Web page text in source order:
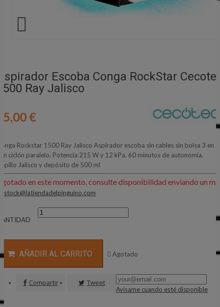

Escoba Conga RockStar
Ray Jalisco
€
Rockstar 1500 Ray Jalisco Aspirador escoba sin cables sin bolsa 3 en 1
ciclón paralelo. Potencia 215 W y 12 kPa. 60 minutos de autonomía.
Jalisco y depósito de 500 ml
en este momento, consulte disponibilidad enviando un
stock@latiendadelpinguino.com
AÑADIR AL CARRITO  Agotado
Compartir Tweet
Avísame cuando esté disponible